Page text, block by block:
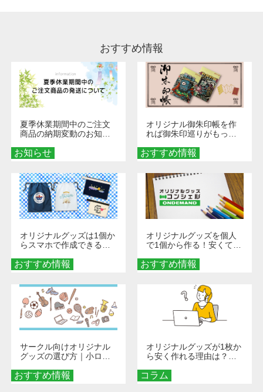
おすすめ情報
お知らせ
夏季休業期間中のご注文
商品の納期変動のお知ら
おすすめ情報
オリジナル御朱印帳を作
れば御朱印巡りがもっと
ダーメイドする魅力と選
び方
おすすめ情報
オリジナルグッズは1個か
らスマホで作成できる！
くなる巾着＆ポーチ活用
術
おすすめ情報
オリジナルグッズを個人
で1個から作る！安くて簡
秘訣
おすすめ情報
サークル向けオリジナル
グッズの選び方｜小ロッ
める秘訣
コラム
オリジナルグッズが1枚か
ら安く作れる理由は？オ
とメリットを解説